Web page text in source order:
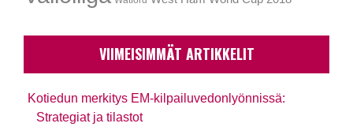
VIIMEISIMMÄT ARTIKKELIT
Kotiedun merkitys EM-kilpailuvedonlyönnissä:
Strategiat ja tilastot